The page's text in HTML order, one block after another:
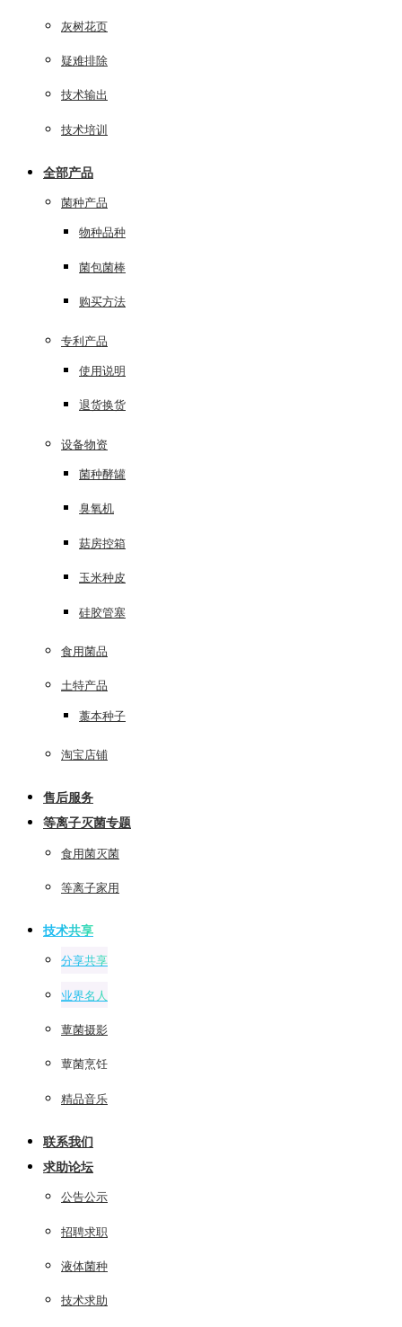
灰树花页
疑难排除
技术输出
技术培训
全部产品
菌种产品
物种品种
菌包菌棒
购买方法
专利产品
使用说明
退货换货
设备物资
菌种酵罐
臭氧机
菇房控箱
玉米种皮
硅胶管塞
食用菌品
土特产品
藁本种子
淘宝店铺
售后服务
等离子灭菌专题
食用菌灭菌
等离子家用
技术共享
分享共享
业界名人
蕈菌摄影
蕈菌烹饪
精品音乐
联系我们
求助论坛
公告公示
招聘求职
液体菌种
技术求助